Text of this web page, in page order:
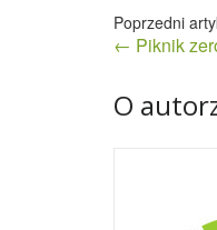
wpisu
← Piknik
O